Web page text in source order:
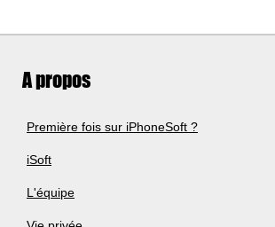
A propos
Première fois sur iPhoneSoft ?
iSoft
L'équipe